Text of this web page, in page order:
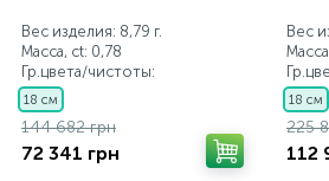
Вес изделия: 8,79 г.
Масса, ct: 0,78
Гр.цвета/чистоты:
18 см
144 682 грн
72 341 грн
Вес
18 см
225
112